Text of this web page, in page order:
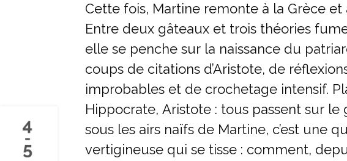
Cette fois, Martine remonte à la Grèce et
Entre deux gâteaux et trois théories
elle se penche sur la naissance du
coups de citations d’Aristote, de
improbables et de crochetage intensif.
Hippocrate, Aristote : tous passent sur le
sous les airs naïfs de Martine, c’est une
vertigineuse qui se tisse : comment,